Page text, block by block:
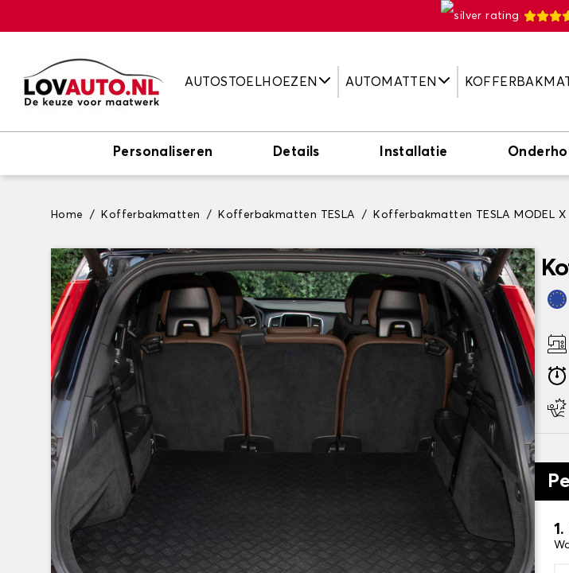
AUTOSTOELHOEZEN AUTOMATTEN
Personaliseren Details Installatie
Home Kofferbakmatten Kofferbakmatten TESLA Kofferbakmatten TESLA MODEL X